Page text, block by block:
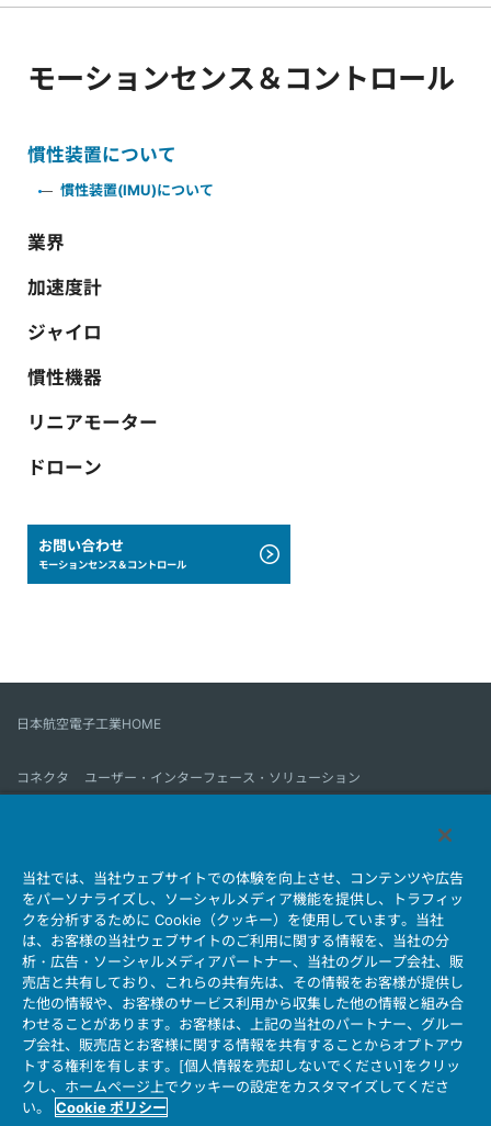
モーションセンス＆コントロール
慣性装置について
慣性装置(IMU)について
業界
加速度計
ジャイロ
慣性機器
リニアモーター
ドローン
お問い合わせ
モーションセンス＆コントロール
日本航空電子工業HOME
コネクタ
ユーザー・インターフェース・ソリューション
会社情報 サステナビリティ IR情報 採用情報
会社情報新着一覧
製品情報新着一覧
サイトマップ お問い合わせ
個人情報保護ポリシー
JAE Cookie Policy
ウェブアクセシビリティ方針
マイナンバー情報保護ポリシー
当社ウェブサイトのご利用について
ソーシャルメディア公式アカウント運用ポリシー
当社では、当社ウェブサイトでの体験を向上させ、コンテンツや広告
をパーソナライズし、ソーシャルメディア機能を提供し、トラフィッ
クを分析するために Cookie（クッキー）を使用しています。当社
は、お客様の当社ウェブサイトのご利用に関する情報を、当社の分
析・広告・ソーシャルメディアパートナー、当社のグループ会社、販
売店と共有しており、これらの共有先は、その情報をお客様が提供し
た他の情報や、お客様のサービス利用から収集した他の情報と組み合
わせることがあります。お客様は、上記の当社のパートナー、グルー
プ会社、販売店とお客様に関する情報を共有することからオプトアウ
トする権利を有します。[個人情報を売却しないでください]をクリッ
クし、ホームページ上でクッキーの設定をカスタマイズしてくださ
い。
Cookie ポリシー